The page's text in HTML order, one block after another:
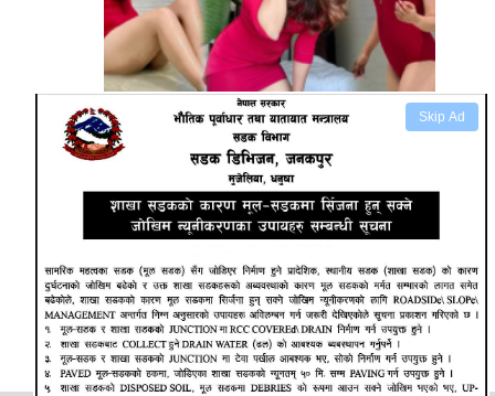
Skip Ad
रातो पहिरनमा पुर्व मिस नेपाल मलिना जोशी निकै ‘हट’
देखिइन् !